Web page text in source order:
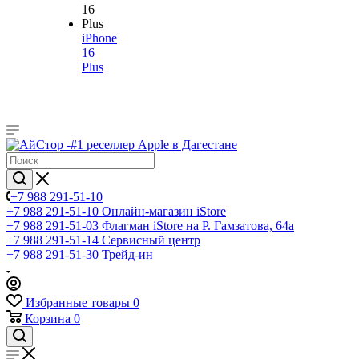
iPhone
16
Plus
+7 988 291-51-10
+7 988 291-51-10 Онлайн-магазин iStore
+7 988 291-51-03 Флагман iStore на Р. Гамзатова, 64а
+7 988 291-51-14 Сервисный центр
+7 988 291-51-30 Трейд-ин
Избранные товары 0
Корзина 0